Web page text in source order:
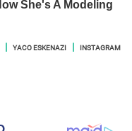
YACO ESKENAZI
INSTAGRAM